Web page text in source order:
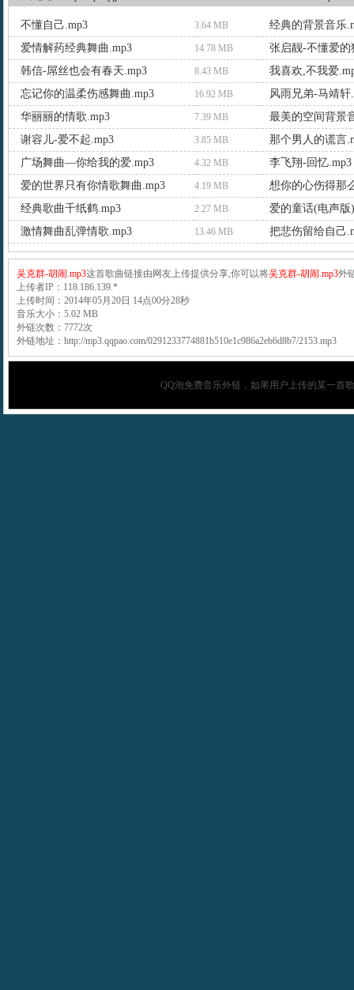
不懂自己.mp3 3.64 MB
经典的背景音乐
爱情解药经典舞曲.mp3
14.78 MB
张启靓-不懂爱的
韩信-屌丝也会有春天.mp3
8.43 MB
我喜欢,不我爱
忘记你的温柔伤感舞曲.mp3
16.92 MB
风雨兄弟-马靖轩
华丽丽的情歌.mp3
7.39 MB
最美的空间背景
谢容儿-爱不起.mp3
3.85 MB
那个男人的谎言
广场舞曲—你给我的爱.mp3
4.32 MB
李飞翔-回忆.mp3
爱的世界只有你情歌舞曲.mp3
4.19 MB
想你的心伤得那
经典歌曲千纸鹤.mp3
2.27 MB
爱的童话(电声版
激情舞曲乱弹情歌.mp3
13.46 MB 把悲伤留给自己
吴克群-胡闹.mp3这首歌曲链接由网友上传提供分享,你可以将吴克群-胡闹.mp3外
上传者IP：118.186.139.*
上传时间：2014年05月20日 14点00分28秒
音乐大小：5.02 MB
外链次数：7772次
外链地址：http://mp3.qqpao.com/0291233774881b510e1c986a2eb6d8b7/2153.mp3
QQ泡免费音乐外链，如果用户上传的某一首